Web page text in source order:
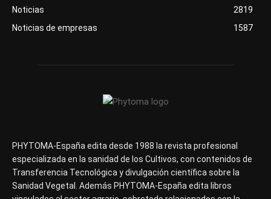
Noticias
2819
Noticias de empresas
1587
PHYTOMA-España edita desde 1988 la revista profesional
especializada en la sanidad de los Cultivos, con contenidos de
Transferencia Tecnológica y divulgación científica sobre la
Sanidad Vegetal. Además PHYTOMA-España edita libros